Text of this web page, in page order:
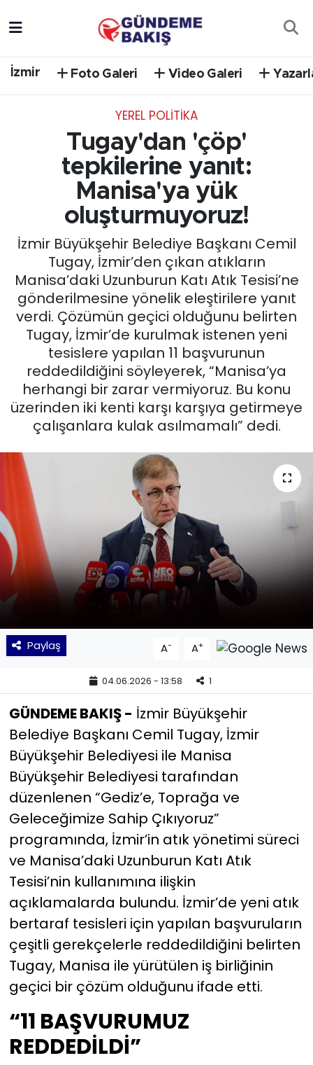
İzmir Foto Galeri Video Galeri
YEREL POLİTİKA
Tugay'dan 'çöp'
tepkilerine yanıt:
Manisa'ya yük
oluşturmuyoruz!
İzmir Büyükşehir Belediye Başkanı Cemil
Tugay, İzmir’den çıkan atıkların
Manisa’daki Uzunburun Katı Atık Tesisi’ne
gönderilmesine yönelik eleştirilere yanıt
verdi. Çözümün geçici olduğunu belirten
Tugay, İzmir’de kurulmak istenen yeni
tesislere yapılan 11 başvurunun
reddedildiğini söyleyerek, “Manisa’ya
herhangi bir zarar vermiyoruz. Bu konu
üzerinden iki kenti karşı karşıya getirmeye
çalışanlara kulak asılmamalı” dedi.
Paylaş A- A+
04.06.2026 - 13:58 1
GÜNDEME BAKIŞ - İzmir Büyükşehir
Belediye Başkanı Cemil Tugay, İzmir
Büyükşehir Belediyesi ile Manisa
Büyükşehir Belediyesi tarafından
düzenlenen “Gediz’e, Toprağa ve
Geleceğimize Sahip Çıkıyoruz”
programında, İzmir’in atık yönetimi süreci
ve Manisa’daki Uzunburun Katı Atık
Tesisi’nin kullanımına ilişkin
açıklamalarda bulundu. İzmir’de yeni atık
bertaraf tesisleri için yapılan başvuruların
çeşitli gerekçelerle reddedildiğini belirten
Tugay, Manisa ile yürütülen iş birliğinin
geçici bir çözüm olduğunu ifade etti.
“11 BAŞVURUMUZ
REDDEDİLDİ”
EGE
EĞİTİM
English News
GÜNCEL
KÜLTÜR SANAT
MAGAZİN
POLİTİKA
SPOR
TEKNOLOJİ
Yaşam
YEREL POLİTİKA
YEREL YÖNETİMLER
Yurt
Trafik Durumu
Süper Lig Puan Durumu ve Fikstür
Tüm Manşetler
Son Dakika Haberleri
Haber Arşivi